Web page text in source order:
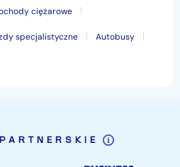
ciężarowe
specjalistyczne Autobusy